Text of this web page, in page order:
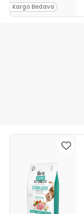
Kargo Bedava